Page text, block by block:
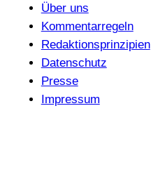
Über uns
Kommentarregeln
Redak­ti­ons­prin­zi­pien
Daten­schutz
Presse
Impressum